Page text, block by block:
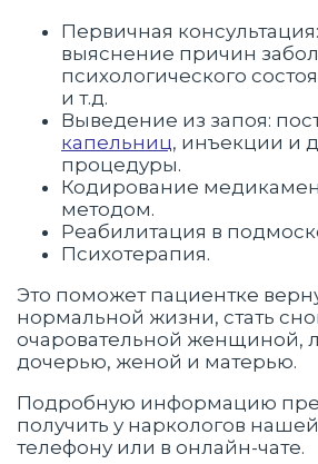
Первичная
выяснение причин
психологического
и т.д.
Выведение из запоя:
капельниц, инъекции и
процедуры.
Кодирование
методом.
Реабилитация в
Психотерапия.
Это поможет пациентке
нормальной жизни, стать
очаровательной женщиной,
дочерью, женой и матерью.
Подробную информацию
получить у наркологов
телефону или в онлайн-чате.